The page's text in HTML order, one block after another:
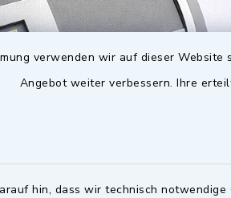
verwenden wir auf dieser
Angebot weiter verbessern. Ihre
hin, dass wir technisch